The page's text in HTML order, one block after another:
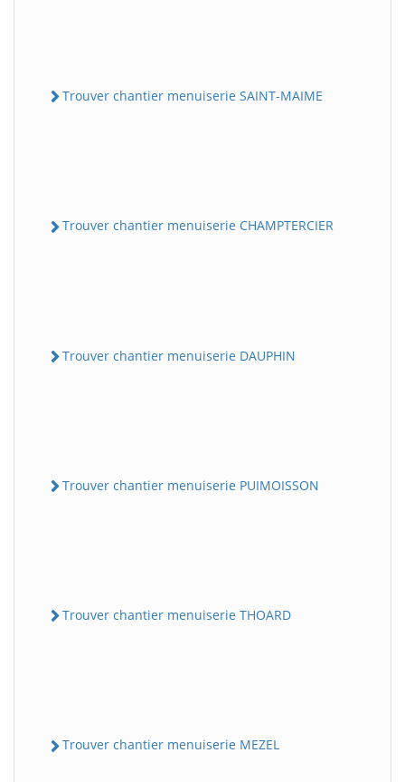
Trouver chantier menuiserie SAINT-MAIME
Trouver chantier menuiserie CHAMPTERCIER
Trouver chantier menuiserie DAUPHIN
Trouver chantier menuiserie PUIMOISSON
Trouver chantier menuiserie THOARD
Trouver chantier menuiserie MEZEL